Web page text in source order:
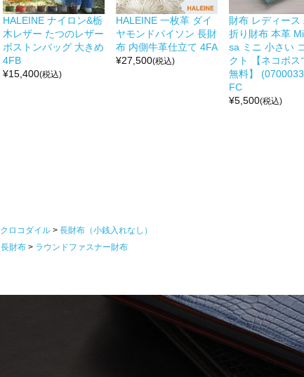
HALEINE ナイロン&栃
木レザー たつのレザー
ボストンバッグ 大きめ
4FB
¥15,400(税込)
HALEINE 一枚革 ダイ
ヤモンドパイソン 長財
布 内側牛革仕立て 4FA
¥27,500(税込)
財布 レディース
折り財布 本革
sa ミニ 小さい
クト 【ネコポス
無料】
FC
¥5,500(税込)
クロコダイル
長財布（小銭入れなし）
長財布
ラウンドファスナー財布